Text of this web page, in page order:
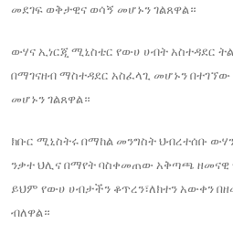
መደገፍ ወቅታዊና ወሳኝ መሆኑን ገልጸዋል።
ውሃና ኢነርጂ ሚኒስቴር የውሀ ሀብት አስተዳደር
በማገናዘብ ማስተዳደር አስፈላጊ መሆኑን
መሆኑን ገልጸዋል።
ክቡር ሚኒስትሩ በማከል መንግስት ህብረተሰቡ
ንቃተ ህሊና በማየት ባስቀመጠው አቅጣጫ ዘመናዊ
ይህም የውሀ ሀብታችን ቆጥረን፣ለክተን አውቀን
ብለዋል።